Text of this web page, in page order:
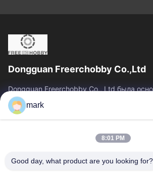
Dongguan Freerchobby Co.,Ltd
Dongguan Freerchobby Co., Ltd была
расположена в Донгуане, известном как
мира.Современный завод ООО занимает
Быстрые Связи
Продукция
О Компании
Наша
mark
8:01 PM
Good day, what product are you looking for?